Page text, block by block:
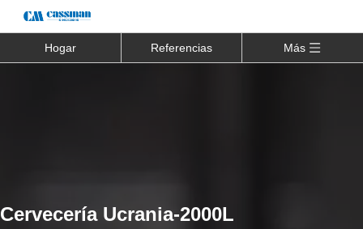
Hogar Referencias Más
Cervecería Ucrania-2000L